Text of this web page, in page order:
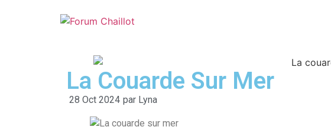
La Couarde Sur Mer
28 Oct 2024 par Lyna